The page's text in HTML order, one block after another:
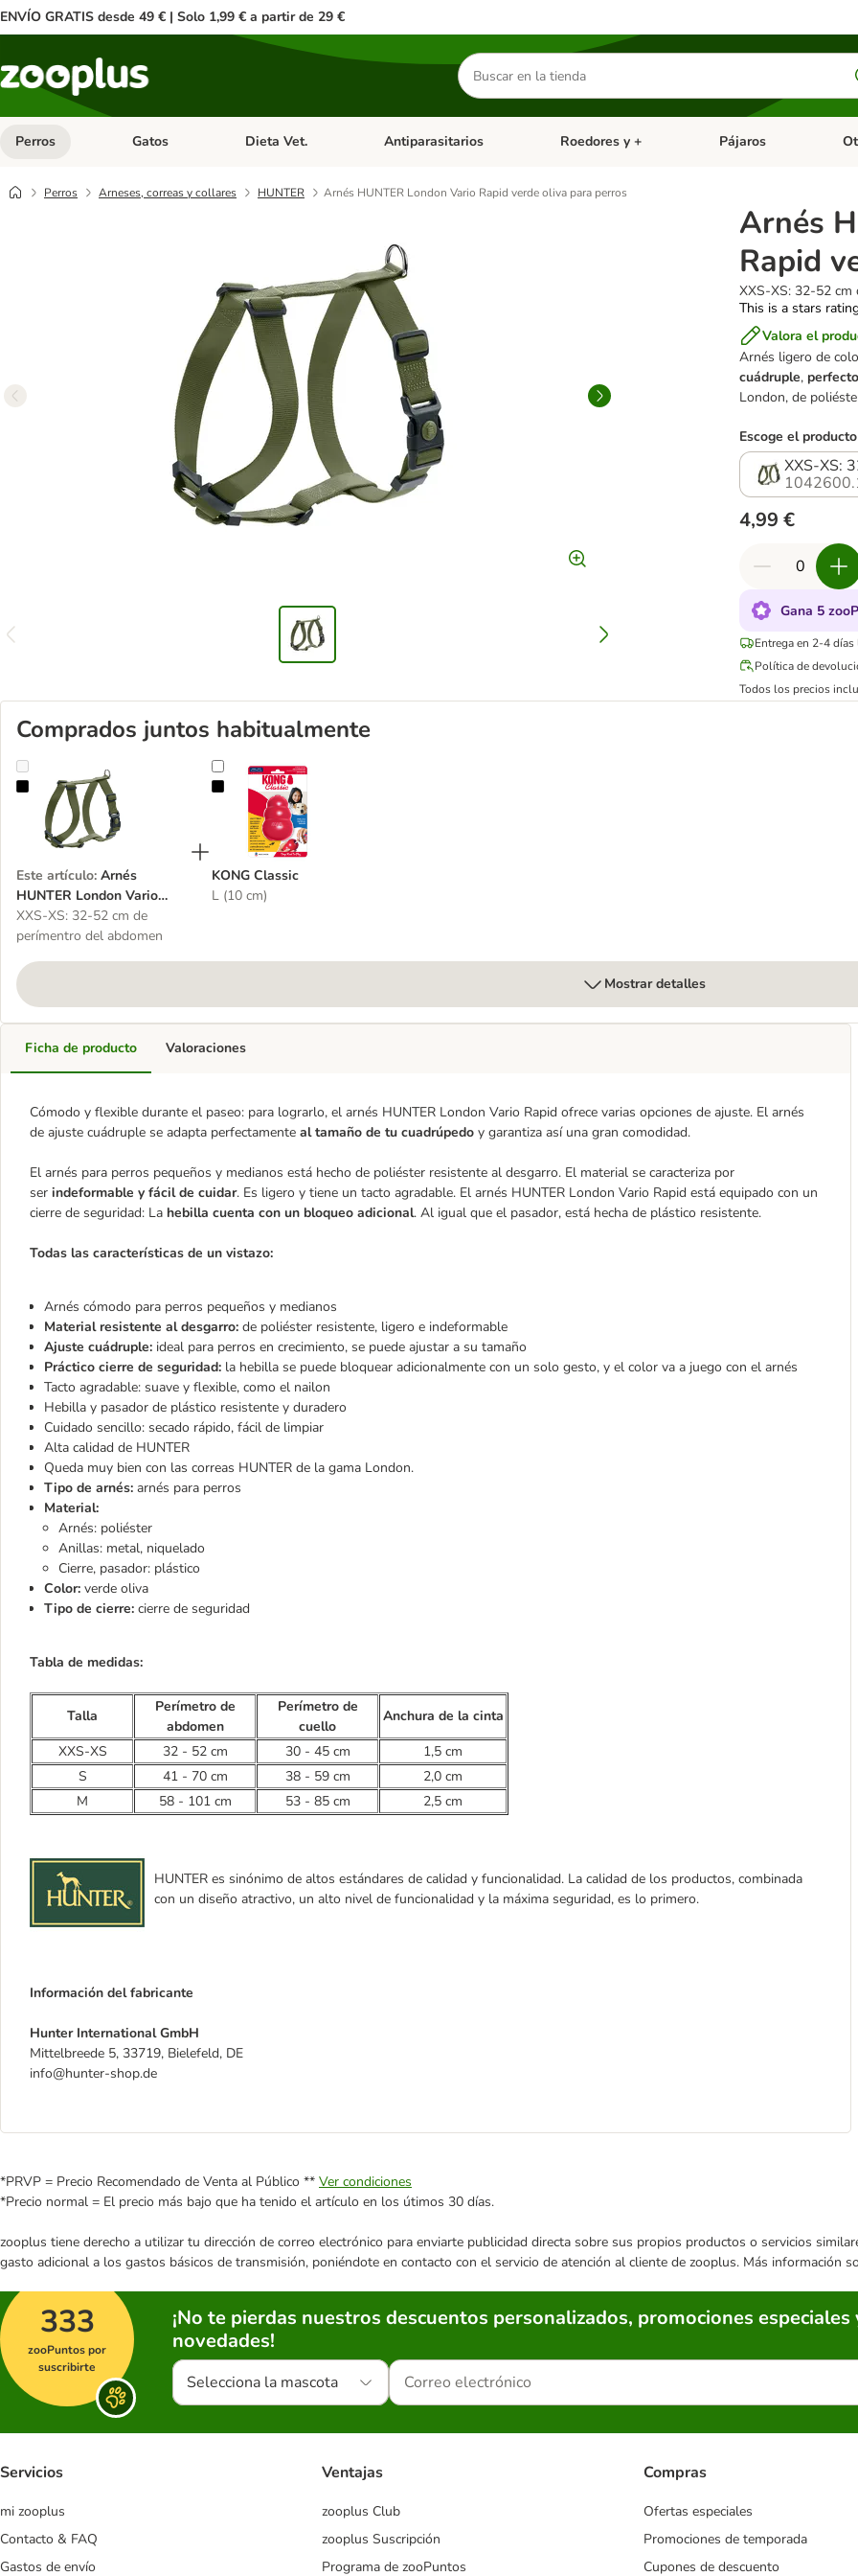
ENVÍO GRATIS desde 49 € | Solo 1,99 € a partir de 29 €
Buscar
productos
Perros Menú de categoria abierto: Perros
Gatos Menú de categoria abierto: Gatos
Dieta Vet. Menú de categoria abierto: Dieta Vet.
Antiparasitarios Menú de categoria abierto: Antiparasitarios
Roedores y + Menú de categoria
Pájaros
Perros Arneses, correas y collares HUNTER Arnés HUNTER London Vario Rapid verde oliva para perros
Arnés
Rapid
XXS-XS: 32-52 cm
This is a stars
Valora el
Arnés ligero de
cuádruple,
London, de
Escoge el
XXS-XS:
4,99 €
Gana 5
Entrega en 2-4
Política de
Todos los precios
Comprados juntos habitualmente
Arnés HUNTER London Vario Rapid verde oliva para perros
Este artículo: Arnés
HUNTER London Vario
Rapid verde oliva para
perros
XXS-XS: 32-52 cm de
perímentro del abdomen
KONG Classic
KONG Classic
L (10 cm)
Mostrar detalles
Ficha de producto
Cómodo y flexible durante el paseo: para lograrlo, el arnés HUNTER London Vario Rapid ofrece varias opciones de ajuste. El arnés
de ajuste cuádruple se adapta perfectamente al tamaño de tu cuadrúpedo y garantiza así una gran comodidad.
El arnés para perros pequeños y medianos está hecho de poliéster resistente al desgarro. El material se caracteriza por
ser indeformable y fácil de cuidar. Es ligero y tiene un tacto agradable. El arnés HUNTER London Vario Rapid está equipado con un
cierre de seguridad: La hebilla cuenta con un bloqueo adicional. Al igual que el pasador, está hecha de plástico resistente.
Todas las características de un vistazo:
Arnés cómodo para perros pequeños y medianos
Material resistente al desgarro: de poliéster resistente, ligero e indeformable
Ajuste cuádruple: ideal para perros en crecimiento, se puede ajustar a su tamaño
Práctico cierre de seguridad: la hebilla se puede bloquear adicionalmente con un solo gesto, y el color va a juego con el arnés
Tacto agradable: suave y flexible, como el nailon
Hebilla y pasador de plástico resistente y duradero
Cuidado sencillo: secado rápido, fácil de limpiar
Alta calidad de HUNTER
Queda muy bien con las correas HUNTER de la gama London.
Tipo de arnés: arnés para perros
Material:
Arnés: poliéster
Anillas: metal, niquelado
Cierre, pasador: plástico
Color: verde oliva
Tipo de cierre: cierre de seguridad
Tabla de medidas:
Talla
Perímetro de
abdomen
Perímetro de
cuello
Anchura de la cinta
XXS-XS
32 - 52 cm 30 - 45 cm
1,5 cm
S
41 - 70 cm 38 - 59 cm
2,0 cm
M
58 - 101 cm 53 - 85 cm 2,5 cm
HUNTER es sinónimo de altos estándares de calidad y funcionalidad. La calidad de los productos, combinada
con un diseño atractivo, un alto nivel de funcionalidad y la máxima seguridad, es lo primero.
Información del fabricante
Hunter International GmbH
Mittelbreede 5, 33719, Bielefeld, DE
info@hunter-shop.de
Valoraciones
*PRVP = Precio Recomendado de Venta al Público ** Ver condiciones
*Precio normal = El precio más bajo que ha tenido el artículo en los útimos 30 días.
zooplus tiene derecho a utilizar tu dirección de correo electrónico para enviarte publicidad directa sobre sus propios productos o servicios
gasto adicional a los gastos básicos de transmisión, poniéndote en contacto con el servicio de atención al cliente de zooplus. Más información
333
zooPuntos por
suscribirte
¡No te pierdas nuestros descuentos personalizados, promociones especiales
novedades!
Selecciona la mascota
Servicios
mi zooplus
Contacto & FAQ
Gastos de envío
Ventajas
zooplus Club
zooplus Suscripción
Programa de zooPuntos
Compras
Ofertas especiales
Promociones de temporada
Cupones de descuento